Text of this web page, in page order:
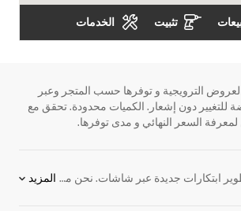
تثبيت الخدمات
الترويجية و توفرها حسب المتجر وعبر
للتغيير دون إشعار. الكميات محدودة. تحقق مع
لمعرفة السعر النهائي و مدى توفرها.
ركزت أل جي على تطوير ابتكارات جديدة عبر شاشات. نحن ملتزمون بتوفير المنتجات الإلكترونية التي تساعد على الأداء بشكل أفضل. لدعم هذا الهدف ، قمنا بتطوير منتجات. نقدم مجموعة واسعة من المنتجات ، بما في ذلك شاشات ، واللافتات الرقمية للإعلان ، ومكيفات الهواء ، وأنظمة VRF والكثير من الحلول الإلكترونية. اكتشف المزيد عن منتجات LG اليوم. اتصل بممثل أل جي المحلي للحصول على مزيد من المعلومات. المزيد